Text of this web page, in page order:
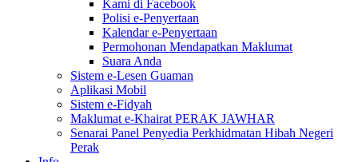
Kami di Facebook
Polisi e-Penyertaan
Kalendar e-Penyertaan
Permohonan Mendapatkan Maklumat
Suara Anda
Sistem e-Lesen Guaman
Aplikasi Mobil
Sistem e-Fidyah
Maklumat e-Khairat PERAK JAWHAR
Senarai Panel Penyedia Perkhidmatan Hibah Negeri
Perak